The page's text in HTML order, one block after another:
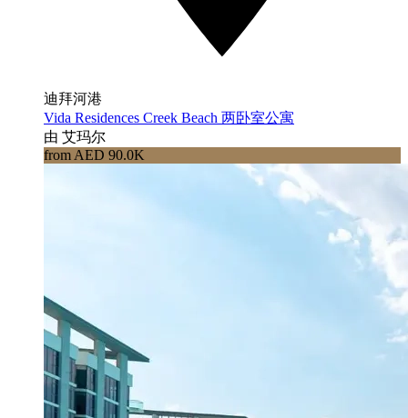
迪拜河港
Vida Residences Creek Beach 两卧室公寓
由 艾玛尔
from AED 90.0K